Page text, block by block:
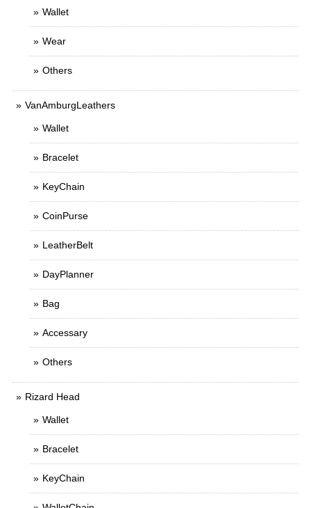
Wallet
Wear
Others
VanAmburgLeathers
Wallet
Bracelet
KeyChain
CoinPurse
LeatherBelt
DayPlanner
Bag
Accessary
Others
Rizard Head
Wallet
Bracelet
KeyChain